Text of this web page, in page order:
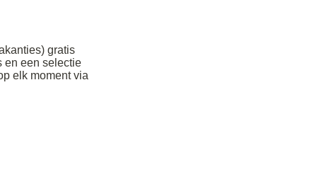
gratis
en een selectie
elk moment via